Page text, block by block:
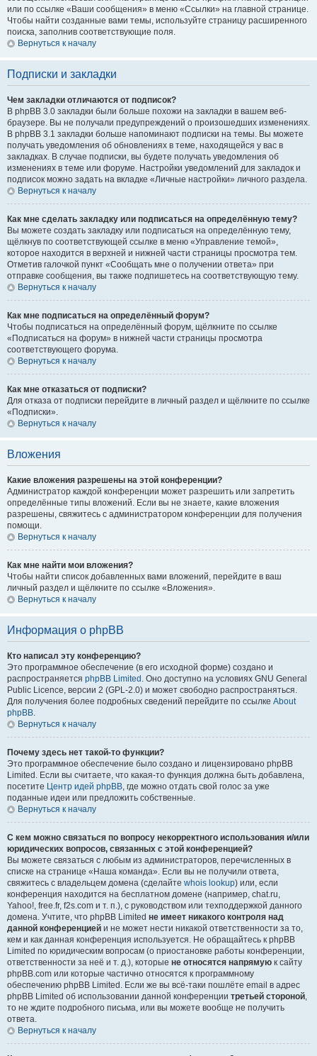
или по ссылке «Ваши сообщения» в меню «Ссылки» на главной странице.
Чтобы найти созданные вами темы, используйте страницу расширенного
поиска, заполнив соответствующие поля.
Вернуться к началу
Подписки и закладки
Чем закладки отличаются от подписок?
В phpBB 3.0 закладки были больше похожи на закладки в вашем веб-
браузере. Вы не получали предупреждений о произошедших изменениях.
В phpBB 3.1 закладки больше напоминают подписки на темы. Вы можете
получать уведомления об обновлениях в теме, находящейся у вас в
закладках. В случае подписки, вы будете получать уведомления об
изменениях в теме или форуме. Настройки уведомлений для закладок и
подписок можно задать на вкладке «Личные настройки» личного раздела.
Вернуться к началу
Как мне сделать закладку или подписаться на определённую тему?
Вы можете создать закладку или подписаться на определённую тему,
щёлкнув по соответствующей ссылке в меню «Управление темой»,
которое находится в верхней и нижней части страницы просмотра тем.
Отметив галочкой пункт «Сообщать мне о получении ответа» при
отправке сообщения, вы также подпишетесь на соответствующую тему.
Вернуться к началу
Как мне подписаться на определённый форум?
Чтобы подписаться на определённый форум, щёлкните по ссылке
«Подписаться на форум» в нижней части страницы просмотра
соответствующего форума.
Вернуться к началу
Как мне отказаться от подписки?
Для отказа от подписки перейдите в личный раздел и щёлкните по ссылке
«Подписки».
Вернуться к началу
Вложения
Какие вложения разрешены на этой конференции?
Администратор каждой конференции может разрешить или запретить
определённые типы вложений. Если вы не знаете, какие вложения
разрешены, свяжитесь с администратором конференции для получения
помощи.
Вернуться к началу
Как мне найти мои вложения?
Чтобы найти список добавленных вами вложений, перейдите в ваш
личный раздел и щёлкните по ссылке «Вложения».
Вернуться к началу
Информация о phpBB
Кто написал эту конференцию?
Это программное обеспечение (в его исходной форме) создано и
распространяется phpBB Limited . Оно доступно на условиях GNU General
Public Licence, версии 2 (GPL-2.0) и может свободно распространяться.
Для получения более подробных сведений перейдите по ссылке About
phpBB.
Вернуться к началу
Почему здесь нет такой-то функции?
Это программное обеспечение было создано и лицензировано phpBB
Limited. Если вы считаете, что какая-то функция должна быть добавлена,
посетите Центр идей phpBB, где можно отдать свой голос за уже
поданные идеи или предложить собственные.
Вернуться к началу
С кем можно связаться по вопросу некорректного использования и/или
юридических вопросов, связанных с этой конференцией?
Вы можете связаться с любым из администраторов, перечисленных в
списке на странице «Наша команда». Если вы не получили ответа,
свяжитесь с владельцем домена (сделайте whois lookup) или, если
конференция находится на бесплатном домене (например, chat.ru,
Yahoo!, free.fr, f2s.com и т. п.), с руководством или техподдержкой данного
домена. Учтите, что phpBB Limited не имеет никакого контроля над
данной конференцией и не может нести никакой ответственности за то,
кем и как данная конференция используется. Не обращайтесь к phpBB
Limited по юридическим вопросам (о приостановке работы конференции,
ответственности за неё и т. д.), которые не относятся напрямую к сайту
phpBB.com или которые частично относятся к программному
обеспечению phpBB Limited. Если же вы всё-таки пошлёте email в адрес
phpBB Limited об использовании данной конференции третьей стороной,
то не ждите подробного письма, или вы можете вообще не получить
ответа.
Вернуться к началу